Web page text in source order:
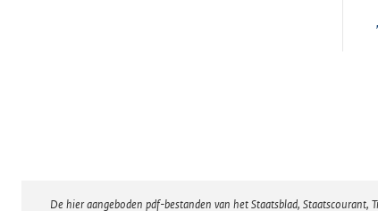
De hier aangeboden pdf-bestanden van het Staatsblad,